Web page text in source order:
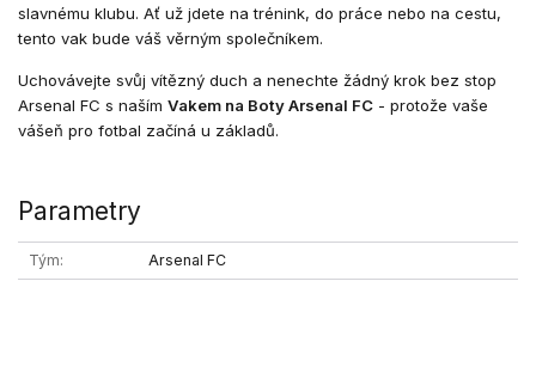
slavnému klubu. Ať už jdete na trénink, do práce nebo na cestu,
tento vak bude váš věrným společníkem.
Uchovávejte svůj vítězný duch a nenechte žádný krok bez stop
Arsenal FC s naším Vakem na Boty Arsenal FC - protože vaše
vášeň pro fotbal začíná u základů.
Parametry
Tým Arsenal FC